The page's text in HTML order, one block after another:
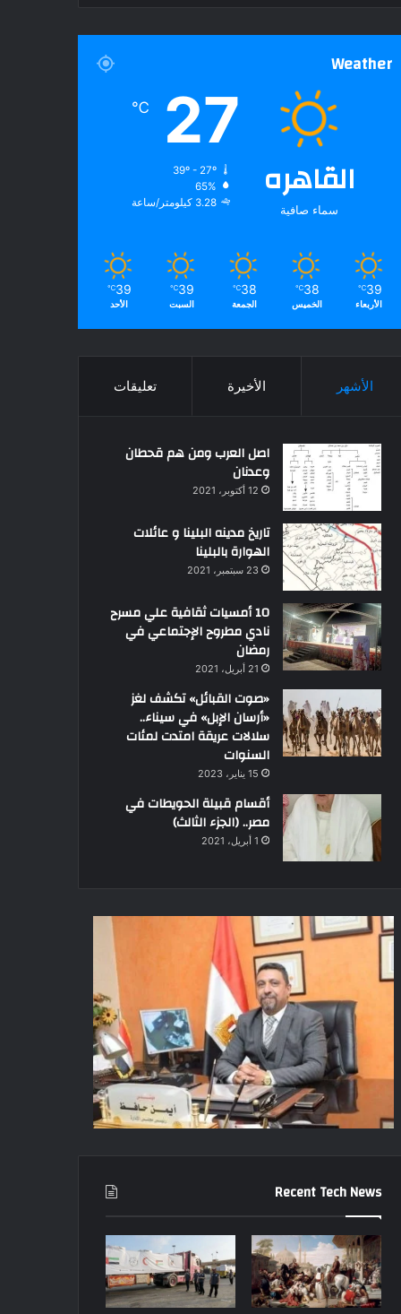
Weather
القاهره
سماء صافية
27
℃
39º - 27º
65%
3.28 كيلومتر/ساعة
39
℃
الأربعاء
38
℃
الخميس
38
℃
الجمعة
39
℃
السبت
39
℃
الأحد
الأشهر الأخيرة تعليقات
اصل العرب ومن هم قحطان
وعدنان
12 أكتوبر، 2021
تاريخ مدينه البلينا و عائلات
الهوارة بالبلينا
23 سبتمبر، 2021
10 أمسيات ثقافية علي مسرح
نادي مطروح الإجتماعي في
رمضان
21 أبريل، 2021
«صوت القبائل» تكشف لغز
«أرسان الإبل» في سيناء..
سلالات عريقة امتدت لمئات
السنوات
15 يناير، 2023
أقسام قبيلة الحويطات في
مصر.. (الجزء الثالث)
1 أبريل، 2021
Recent Tech News